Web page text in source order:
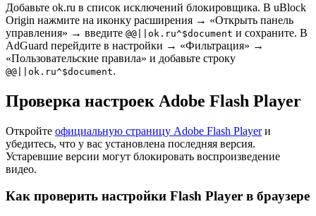
Добавьте ok.ru в список исключений блокировщика. В uBlock
Origin нажмите на иконку расширения → «Открыть панель
управления» → введите @@||ok.ru^$document и сохраните. В
AdGuard перейдите в настройки → «Фильтрация» →
«Пользовательские правила» и добавьте строку
@@||ok.ru^$document.
Проверка настроек Adobe Flash Player
Откройте официальную страницу Adobe Flash Playerи
убедитесь, что у вас установлена последняя версия.
Устаревшие версии могут блокировать воспроизведение
видео.
Как проверить настройки Flash Player в браузере